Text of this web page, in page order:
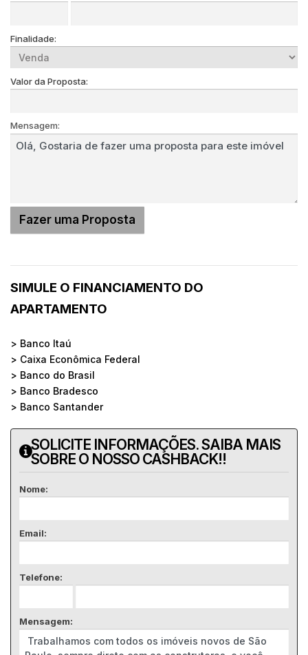
Finalidade:
Valor da Proposta:
Mensagem:
SIMULE O FINANCIAMENTO DO
APARTAMENTO
> Banco Itaú
> Caixa Econômica Federal
> Banco do Brasil
> Banco Bradesco
> Banco Santander
SOLICITE INFORMAÇÕES. SAIBA MAIS
SOBRE O NOSSO CASHBACK!!
Nome:
Email:
Telefone:
Mensagem: